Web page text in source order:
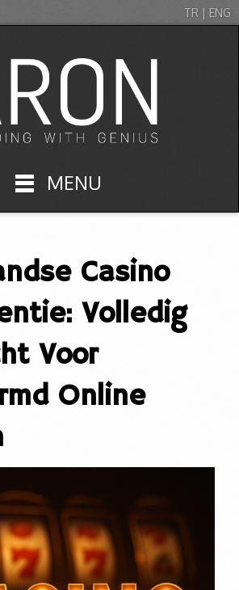
TR | ENG
MENU
Casino
Volledig
Voor
Online